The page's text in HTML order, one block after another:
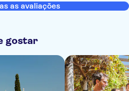
as avaliações
gostar